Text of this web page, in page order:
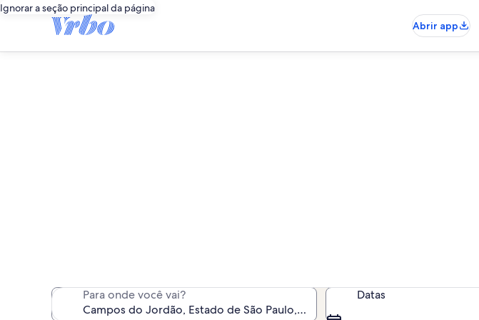
Ignorar a seção principal da página
Abrir app
Para onde você vai? Datas